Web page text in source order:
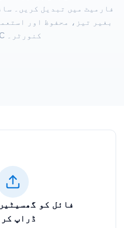
فارمیٹ میں تبدیل کریں۔
بغیر تیز، محفوظ اور
FLAC کنورٹر۔
ڈراپ